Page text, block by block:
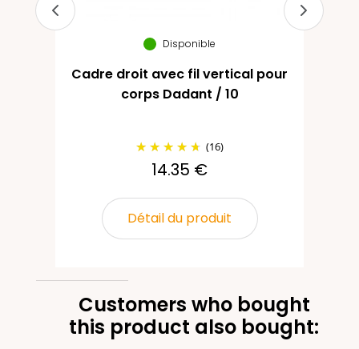
Disponible
Cadre droit avec fil vertical pour
corps Dadant / 10
(16)
14.35 €
Détail du produit
Customers who bought
this product also bought: